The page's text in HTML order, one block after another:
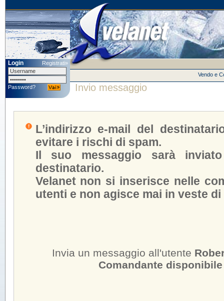
Login Registrati»
Password?
Vendo e
Invio messaggio
L’indirizzo e-mail del
evitare i rischi di spam.
Il suo messaggio sarà
destinatario.
Velanet non si inserisce nelle
utenti e non agisce mai in veste
Invia un messaggio all'utente
Comandante